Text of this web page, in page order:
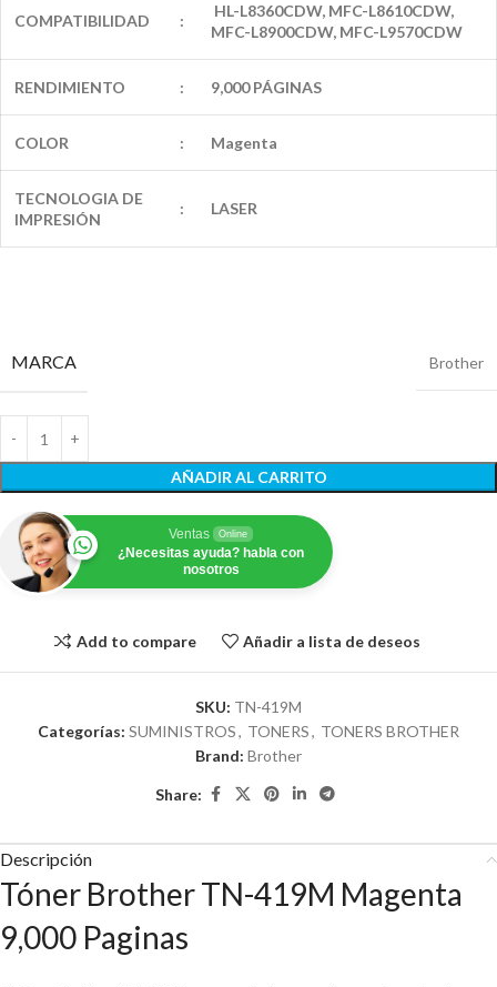
COMPATIBILIDAD :
HL-L8360CDW, MFC-L8610CDW,
MFC-L8900CDW, MFC-L9570CDW
RENDIMIENTO : 9,000 PÁGINAS
COLOR : Magenta
TECNOLOGIA DE
IMPRESIÓN
: LASER
MARCA Brother
AÑADIR AL CARRITO
Ventas Online
¿Necesitas ayuda? habla con
nosotros
Add to compare Añadir a lista de deseos
SKU: TN-419M
Categorías: SUMINISTROS, TONERS, TONERS BROTHER
Brand: Brother
Share:
Descripción
Tóner Brother TN-419M Magenta
9,000 Paginas